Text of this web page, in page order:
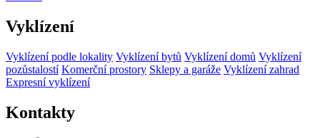
Vyklízení
Vyklízení podle lokality Vyklízení bytů Vyklízení domů Vyklízení
pozůstalostí Komerční prostory Sklepy a garáže Vyklízení zahrad
Expresní vyklízení
Kontakty